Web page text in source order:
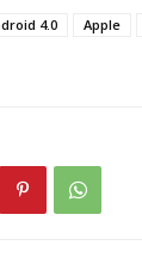
4.0 Apple